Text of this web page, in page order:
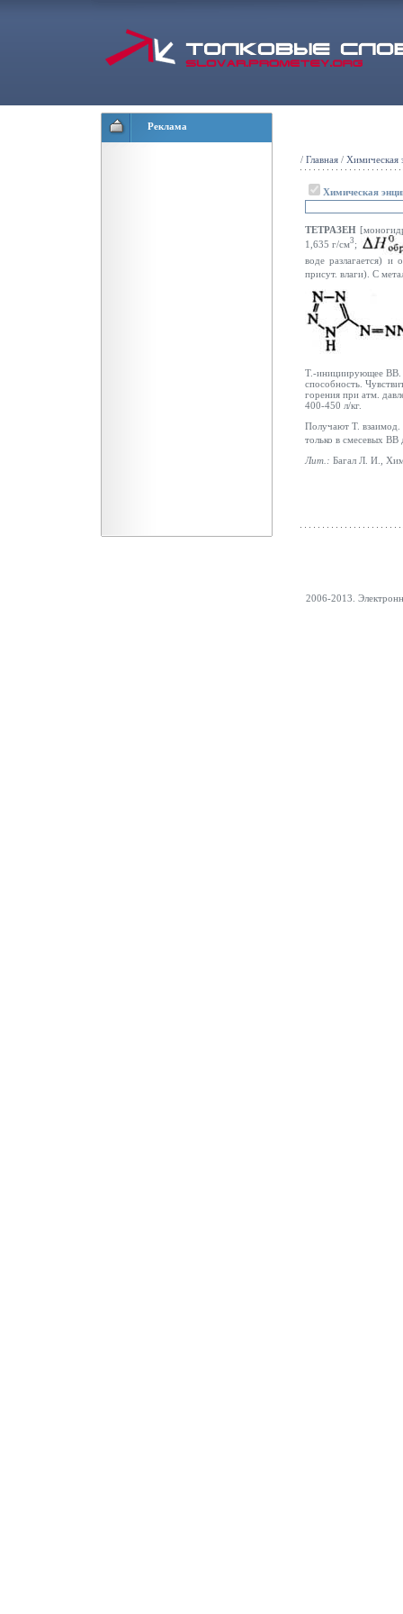
Реклама
/ Главная / Химическая
Химическая
ТЕТРАЗЕН
1,635 г/см3 ;
воде разлагается)
присут. влаги). С
Т.-инициирующее ВВ.
способность.
горения при атм.
400-450 л/кг.
Получают Т.
только в смесевых ВВ
Лит.: Багал Л. И.,
2006-2013.